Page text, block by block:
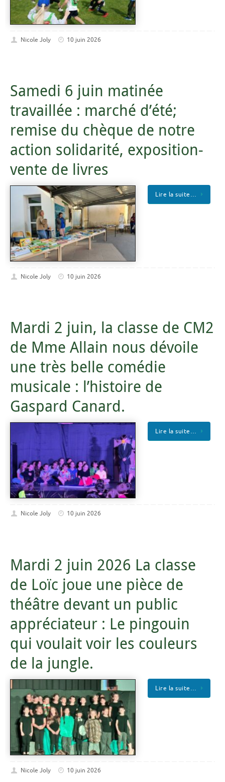
Nicole Joly 10 juin 2026
Samedi 6 juin matinée
travaillée : marché d’été;
remise du chèque de notre
action solidarité, exposition-
vente de livres
Lire la suite…
Nicole Joly 10 juin 2026
Mardi 2 juin, la classe de CM2
de Mme Allain nous dévoile
une très belle comédie
musicale : l’histoire de
Gaspard Canard.
Lire la suite…
Nicole Joly 10 juin 2026
Mardi 2 juin 2026 La classe
de Loïc joue une pièce de
théâtre devant un public
appréciateur : Le pingouin
qui voulait voir les couleurs
de la jungle.
Lire la suite…
Nicole Joly 10 juin 2026